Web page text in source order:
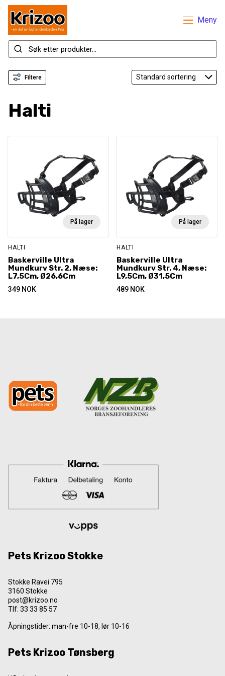
Meny
Filtere
Halti
På lager
HALTI
Baskerville Ultra
Mundkurv Str. 2, Næse:
L7,5Cm, Ø26,6Cm
349 NOK
På lager
HALTI
Baskerville Ultra
Mundkurv Str. 4, Næse:
L9,5Cm, Ø31,5Cm
489 NOK
Pets Krizoo Stokke
Stokke Ravei 795
3160 Stokke
post@krizoo.no
Tlf: 33 33 85 57
Åpningstider: man-fre 10-18, lør 10-16
Pets Krizoo Tønsberg